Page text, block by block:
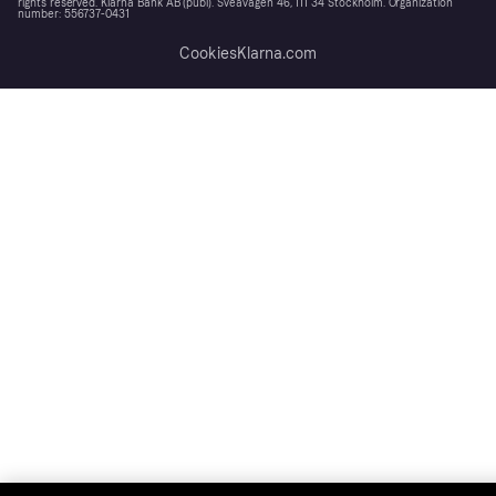
rights reserved. Klarna Bank AB (publ). Sveavägen 46, 111 34 Stockholm. Organization
number: 556737-0431
CookiesKlarna.com